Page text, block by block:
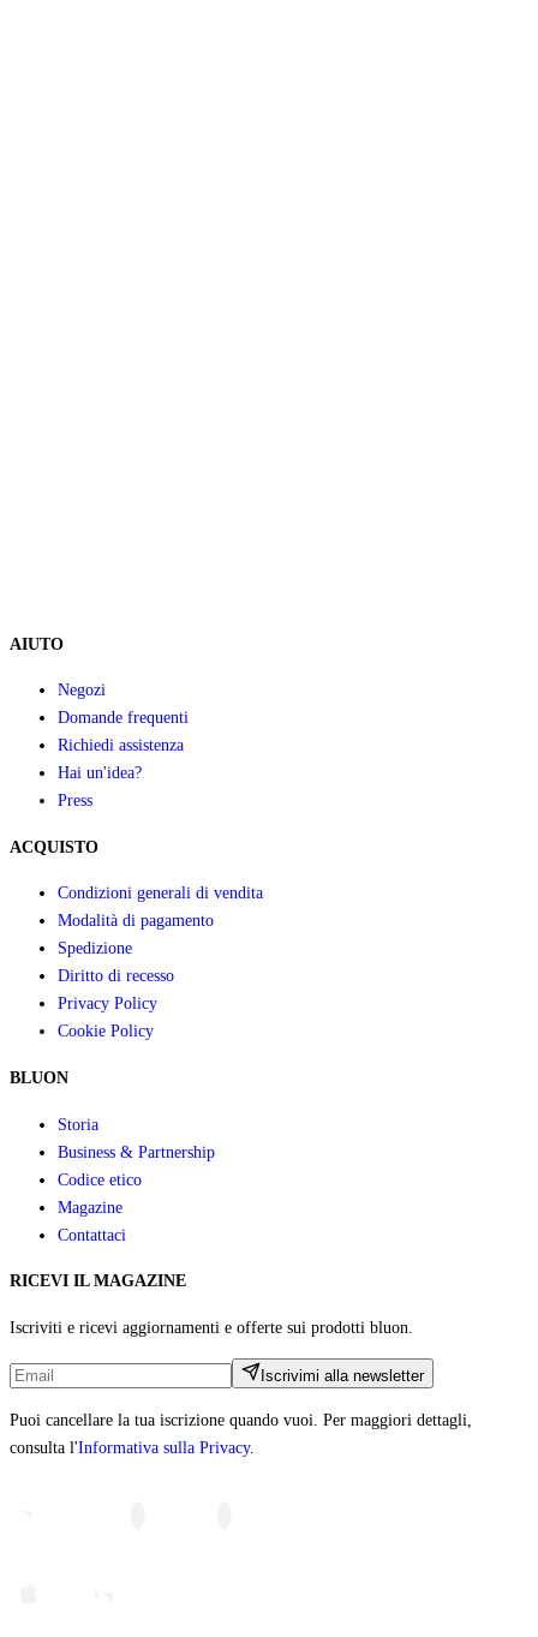
AIUTO
Negozi
Domande frequenti
Richiedi assistenza
Hai un'idea?
Press
ACQUISTO
Condizioni generali di vendita
Modalità di pagamento
Spedizione
Diritto di recesso
Privacy Policy
Cookie Policy
BLUON
Storia
Business & Partnership
Codice etico
Magazine
Contattaci
RICEVI IL MAGAZINE
Iscriviti e ricevi aggiornamenti e offerte sui prodotti bluon.
Iscrivimi alla newsletter
Puoi cancellare la tua iscrizione quando vuoi. Per maggiori dettagli,
consulta l'Informativa sulla Privacy.